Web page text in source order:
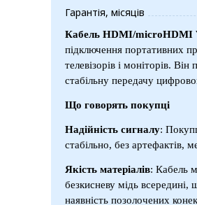
Гарантія, місяців
Кабель HDMI/microHDMI
підключення портативних
телевізорів і моніторів.
стабільну передачу
Що говорять покупці
Надійність сигналу:
стабільно, без артефактів,
Якість матеріалів: Кабель
безкисневу мідь
наявність позолочених